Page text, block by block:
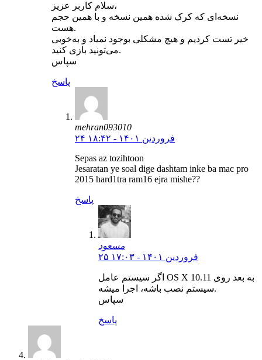
سلام کاربر عزیز،
نسخه‌ای که کرک شده همین نسخه و با همین حجم
هست.
خیر تست کردیم و هیچ مشکلی بوجود نمیاد و به‌خوبی
می‌تونید بازی کنید.
سپاس
پاسخ
mehran093010
۲۴ فروردین ۱۴۰۱ - ۱۸:۴۲
Sepas az tozihtoon
Jesaratan ye soal dige dashtam inke ba mac pro
2015 hard1tra ram16 ejra mishe??
پاسخ
مسعود
۲۵ فروردین ۱۴۰۱ - ۱۷:۰۳
اگر سیستم عامل OS X 10.11 به بعد روی
سیستم نصب باشه، اجرا میشه.
سپاس
پاسخ